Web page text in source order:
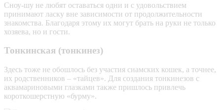
Сноу-шу не любят оставаться одни и с удовольствием
принимают ласку вне зависимости от продолжительности
знакомства. Благодаря этому их могут брать на руки не только
хозяева, но и гости.
Тонкинская (тонкинез)
Здесь тоже не обошлось без участия сиамских кошек, а точнее,
их родственников – «тайцев». Для создания тонкинезов с
аквамариновыми глазками также пришлось привлечь
короткошерстную «бурму».